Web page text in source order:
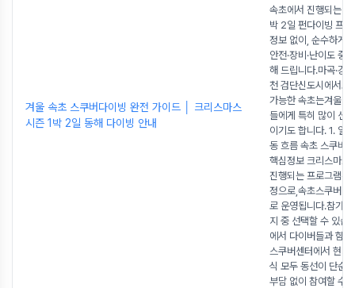
겨울 속초 스쿠버다이빙 완전 가이드 │ 크리스마스
시즌 1박 2일 동해 다이빙 안내
속초에서 진행되는
박 2일 펀다이빙 프
정보 없이, 순수하게
안전·장비·난이도 중
해 드립니다.마곡·강
천 검단신도시에서도
가능한 속초는겨울
들에게 특히 많이 선
이기도 합니다. 1. 일
동 흐름 속초 스쿠버
핵심정보 크리스마스
진행되는 프로그램은
정으로,속초스쿠버센
로 운영됩니다.참가
지 중 선택할 수 있습
에서 다이버들과 함
스쿠버센터에서 현지
식 모두 동선이 단순
부담 없이 참여할 수